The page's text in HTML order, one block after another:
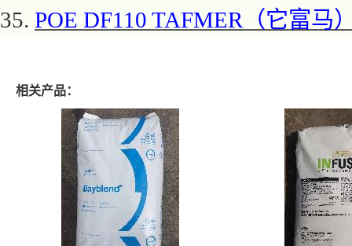
35. POE DF110 TAFMER（它富马
相关产品：